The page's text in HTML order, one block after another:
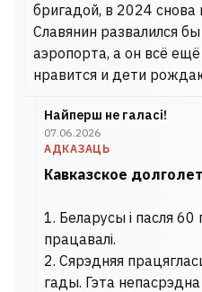
бригадой, в 2024 снова
Славянин развалился
аэропорта, а он всё
нравится и дети
Найперш не галасі!
07.06.2026
АДКАЗАЦЬ
Кавказское
1. Беларусы і пасля
працавалі.
2. Сярэдняя
гады. Гэта непасрэдна